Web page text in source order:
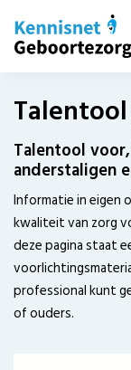
Talentool
anderstaligen
Informatie in eigen
kwaliteit van zorg
deze pagina staat
professional kunt
of ouders.